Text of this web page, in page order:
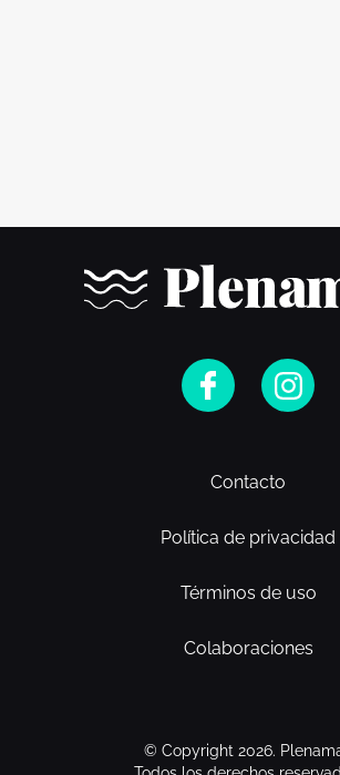
Contacto
Política de privacidad
Términos de uso
Colaboraciones
© Copyright 2026.